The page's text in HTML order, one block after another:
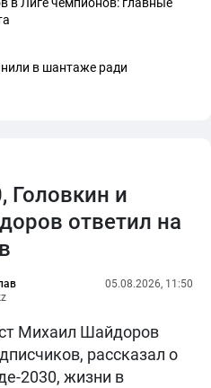
в Лиге чемпионов: главные
в шантаже ради
Головкин и
ответил на
05.08.2026, 11:50
Михаил Шайдоров
рассказал о
2030, жизни в